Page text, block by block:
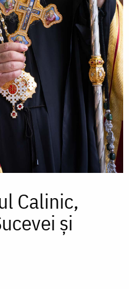
Calinic,
și